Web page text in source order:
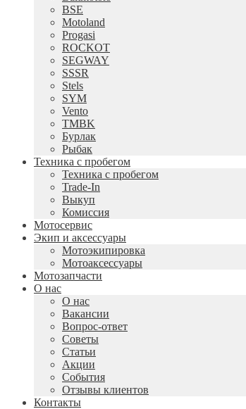
BSE
Motoland
Progasi
ROCKOT
SEGWAY
SSSR
Stels
SYM
Vento
TMBK
Бурлак
Рыбак
Техника с пробегом
Техника с пробегом
Trade-In
Выкуп
Комиссия
Мотосервис
Экип и аксессуары
Мотоэкипировка
Мотоаксессуары
Мотозапчасти
О нас
О нас
Вакансии
Вопрос-ответ
Советы
Статьи
Акции
События
Отзывы клиентов
Контакты